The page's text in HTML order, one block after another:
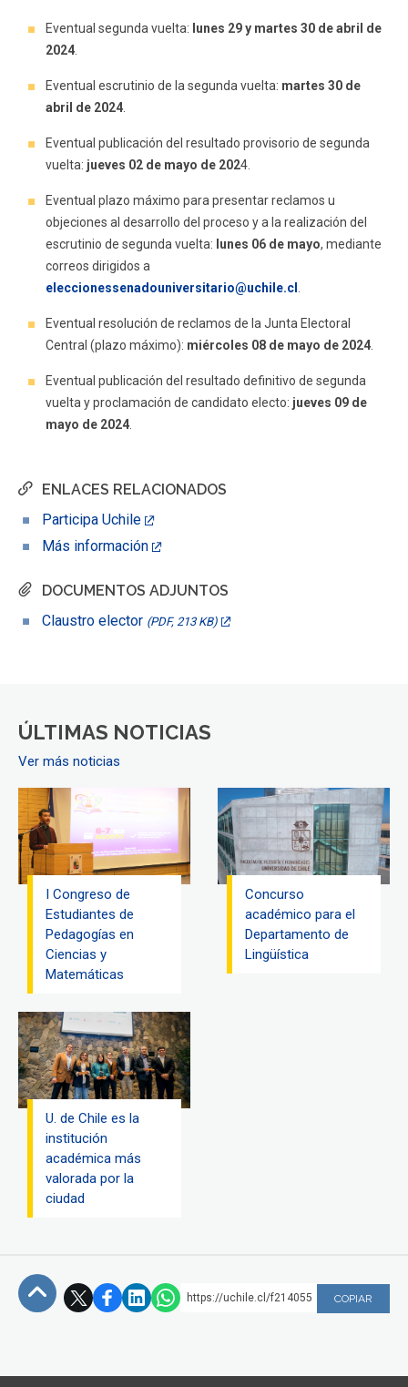
ENLACES RELACIONADOS
Participa Uchile
Más información
DOCUMENTOS ADJUNTOS
Claustro elector (PDF, 213 KB)
Eventual segunda vuelta: lunes 29 y martes 30 de abril de
2024
Eventual escrutinio de la segunda vuelta: martes 30 de
abril de 2024
Eventual publicación del resultado provisorio de segunda
vuelta: jueves 02 de mayo de 2024.
Eventual plazo máximo para presentar reclamos u
objeciones al desarrollo del proceso y a la realización del
escrutinio de segunda vuelta: lunes 06 de mayo, mediante
correos dirigidos a
eleccionessenadouniversitario@uchile.cl
Eventual resolución de reclamos de la Junta Electoral
Central (plazo máximo): miércoles 08 de mayo de 2024
Eventual publicación del resultado definitivo de segunda
vuelta y proclamación de candidato electo: jueves 09 de
mayo de 2024
ÚLTIMAS NOTICIAS
Ver más noticias
I Congreso de
Estudiantes de
Pedagogías en
Ciencias y
Matemáticas
Concurso
académico para el
Departamento de
Lingüística
U. de Chile es la
institución
académica más
valorada por la
ciudad
https://uchile.cl/f214055 COPIAR